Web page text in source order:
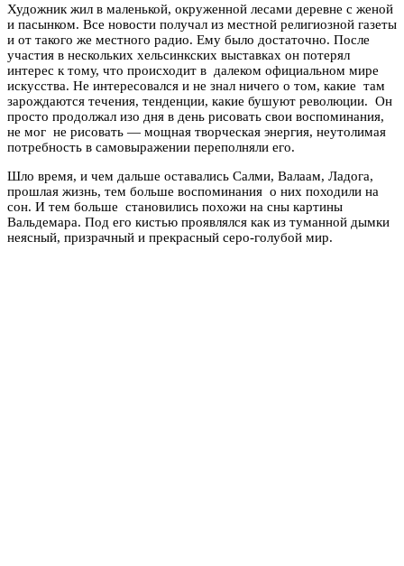
Художник жил в маленькой, окруженной лесами деревне с женой
и пасынком. Все новости получал из местной религиозной газеты
и от такого же местного радио. Ему было достаточно. После
участия в нескольких хельсинкских выставках он потерял
интерес к тому, что происходит в далеком официальном мире
искусства. Не интересовался и не знал ничего о том, какие там
зарождаются течения, тенденции, какие бушуют революции. Он
просто продолжал изо дня в день рисовать свои воспоминания,
не мог не рисовать — мощная творческая энергия, неутолимая
потребность в самовыражении переполняли его.
Шло время, и чем дальше оставались Салми, Валаам, Ладога,
прошлая жизнь, тем больше воспоминания о них походили на
сон. И тем больше становились похожи на сны картины
Вальдемара. Под его кистью проявлялся как из туманной дымки
неясный, призрачный и прекрасный серо-голубой мир.